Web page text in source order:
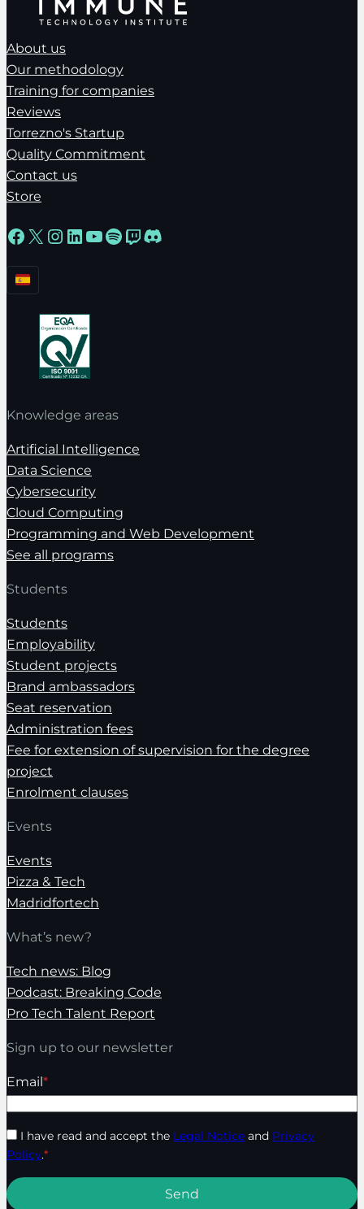
About us
Our methodology
Training for companies
Reviews
Torrezno's Startup
Quality Commitment
Contact us
Store
Facebook
X Instagram
LinkedIn
YouTube
Spotify
Twitch
Discord
Knowledge areas
Artificial Intelligence
Data Science
Cybersecurity
Cloud Computing
Programming and Web Development
See all programs
Students
Students
Employability
Student projects
Brand ambassadors
Seat reservation
Administration fees
Fee for extension of supervision for the degree
project
Enrolment clauses
Events
Events
Pizza & Tech
Madridfortech
What’s new?
Tech news: Blog
Podcast: Breaking Code
Pro Tech Talent Report
Sign up to our newsletter
Email*
I have read and accept the Legal Notice and Privacy
Policy.*